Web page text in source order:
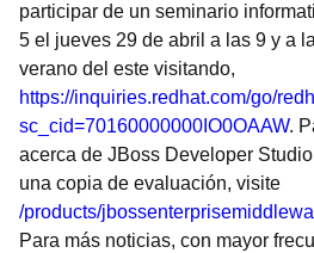
participar de un seminario
5 el jueves 29 de abril a las 9 y a
verano del este visitando,
https://inquiries.redhat.com/go/
sc_cid=70160000000IO0OAAW.
acerca de JBoss Developer
una copia de evaluación, visite
/products/
Para más noticias, con mayor